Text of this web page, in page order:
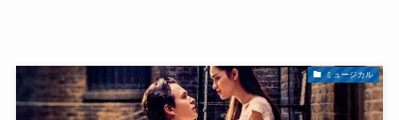
ミュージカル